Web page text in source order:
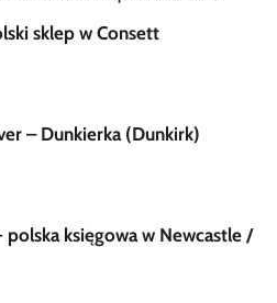
sklep w Consett
– Dunkierka (Dunkirk)
księgowa w Newcastle /